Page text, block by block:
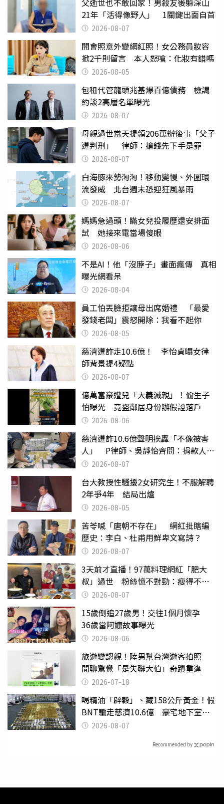
21年「活得像野人」 1關鍵出面自首
2026-08-07
開會照意外變網紅照！女公務員妝容
掀2千則留言 本人怒嗆：化妝有錯嗎
2026-08-05
包租代管龍頭兆基爆百億債務 檢調
約談2高層名單曝光
2026-08-07
母親過世當天提領206萬辦後事「父子
遭判刑」 律師：搶錢先下手是罪
2026-08-07
白海豚來勢洶洶！移動變慢、外圍環
流發威 北台週末恐迎狂風暴雨
2026-08-07
媽媽急過頭！瞞女兒投履歷還安排面
試 她接來電當場傻眼
2026-08-06
不是AI！他「沒脖子」畫面瘋傳 真相
曝光網看呆
2026-08-04
員工怕丟臉拒讓母出席婚禮 「最愛
發錢老闆」震怒開除：我看不起你
2026-08-05
慈濟遭詐走10.6億！ 李怡貞曝女律
師背景提4疑點
2026-08-07
億萬富豪遭兒「大義滅親」！偷生子
怕曝光 竟盜鄰居身份辦假證落戶
2026-08-06
慈濟遭詐10.6億聲明挨轟「不像被害
人」 P律師、吳靜怡齊問：捐款人有
權知道真相
2026-08-07
台大教授性騷擾2女研究生！不服解聘
2年爭4年 結局出爐
2026-08-05
苦苓喊「唐朝不存在」 網紅批瞎編
歷史：李白、杜甫用鮮卑文寫詩？
2026-08-07
3天前才直播！97萬料理網紅「肥大
叔」過世 粉絲憶不對勁：瘦得不合
理 2026-08-07
15歲倒追27歲男！交往1個月懷孕
36歲當阿嬤故事曝光
2026-08-06
旅遊變認親！陸男幫台灣遊客拍照
閒聊驚覺「是失聯大伯」奇蹟重逢
2026-07-18
喝精油「辟穀」、藏158公斤黃金！假
BNT騙走慈濟10.6億 豪宅地下室竟
挖出乾鮑金庫
2026-08-07
Recommended by